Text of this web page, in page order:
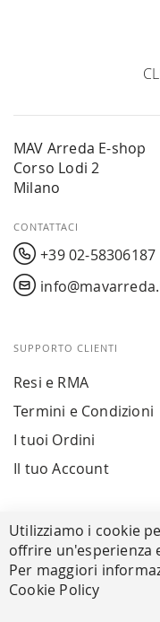
MAV Arreda E-shop
Corso Lodi 2
Milano
CONTATTACI
+39 02-58306187
SUPPORTO CLIENTI
Resi e RMA
Termini e Condizioni
I tuoi Ordini
Il tuo Account
Utilizziamo i cookie
offrire un'esperienza
Per maggiori
Cookie Policy